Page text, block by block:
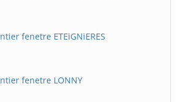
fenetre ETEiGNiERES
fenetre LONNY